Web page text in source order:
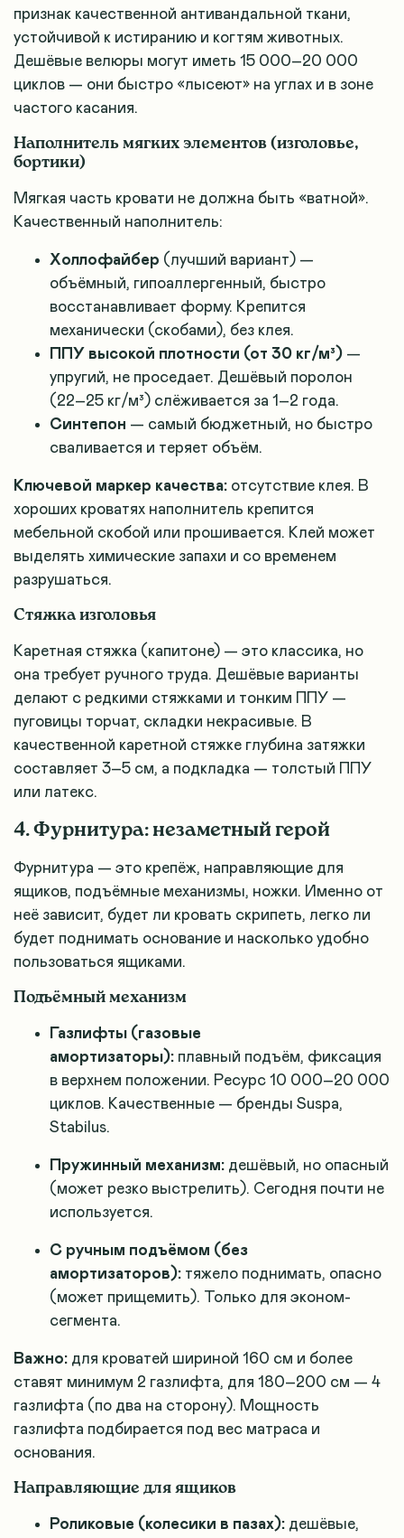
признак качественной антивандальной ткани,
устойчивой к истиранию и когтям животных.
Дешёвые велюры могут иметь 15 000–20 000
циклов — они быстро «лысеют» на углах и в зоне
частого касания.
Наполнитель мягких элементов (изголовье,
бортики)
Мягкая часть кровати не должна быть «ватной».
Качественный наполнитель:
Холлофайбер (лучший вариант) —
объёмный, гипоаллергенный, быстро
восстанавливает форму. Крепится
механически (скобами), без клея.
ППУ высокой плотности (от 30 кг/м³) —
упругий, не проседает. Дешёвый поролон
(22–25 кг/м³) слёживается за 1–2 года.
Синтепон — самый бюджетный, но быстро
сваливается и теряет объём.
Ключевой маркер качества: отсутствие клея. В
хороших кроватях наполнитель крепится
мебельной скобой или прошивается. Клей может
выделять химические запахи и со временем
разрушаться.
Стяжка изголовья
Каретная стяжка (капитоне) — это классика, но
она требует ручного труда. Дешёвые варианты
делают с редкими стяжками и тонким ППУ —
пуговицы торчат, складки некрасивые. В
качественной каретной стяжке глубина затяжки
составляет 3–5 см, а подкладка — толстый ППУ
или латекс.
4. Фурнитура: незаметный герой
Фурнитура — это крепёж, направляющие для
ящиков, подъёмные механизмы, ножки. Именно от
неё зависит, будет ли кровать скрипеть, легко ли
будет поднимать основание и насколько удобно
пользоваться ящиками.
Подъёмный механизм
Газлифты (газовые
амортизаторы): плавный подъём, фиксация
в верхнем положении. Ресурс 10 000–20 000
циклов. Качественные — бренды Suspa,
Stabilus.
Пружинный механизм: дешёвый, но опасный
(может резко выстрелить). Сегодня почти не
используется.
С ручным подъёмом (без
амортизаторов): тяжело поднимать, опасно
(может прищемить). Только для эконом-
сегмента.
Важно: для кроватей шириной 160 см и более
ставят минимум 2 газлифта, для 180–200 см — 4
газлифта (по два на сторону). Мощность
газлифта подбирается под вес матраса и
основания.
Направляющие для ящиков
Роликовые (колесики в пазах): дешёвые,